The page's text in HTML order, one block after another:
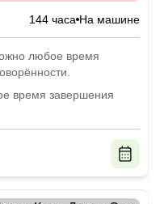
144 часа На машине
любое время
время завершения